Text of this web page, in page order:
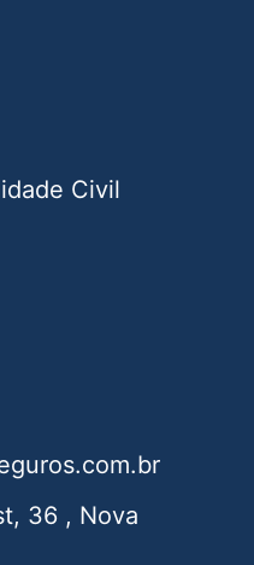
Civil
36 , Nova